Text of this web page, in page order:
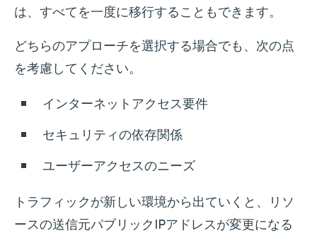
は、すべてを一度に移行することもできます。
どちらのアプローチを選択する場合でも、次の点
を考慮してください。
インターネットアクセス要件
セキュリティの依存関係
ユーザーアクセスのニーズ
トラフィックが新しい環境から出ていくと、リソ
ースの送信元パブリックIPアドレスが変更になる